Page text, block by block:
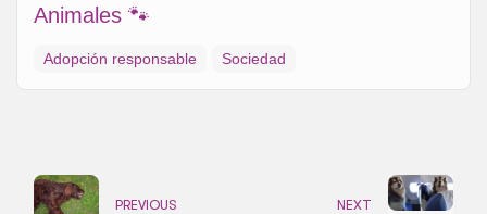
Animales 🐾
Adopción responsable Sociedad
PREVIOUS NEXT